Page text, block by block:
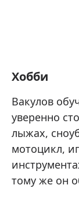
Хобби
Вакулов
уверенно
лыжах,
мотоцикл,
тому же он